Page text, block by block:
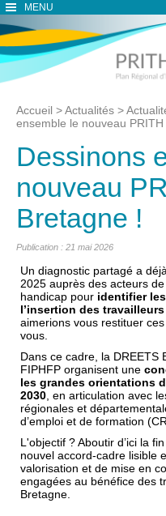
MENU
Accueil >Actualités >
ensemble le nouveau
Dessinons
nouveau
Bretagne !
Publication : 21 mai 2026
Un diagnostic partagé a
2025 auprès des acteurs
handicap pour identifier
l’insertion des
aimerions vous restituer
vous.
Dans ce cadre, la DREETS
FIPHFP organisent une
les grandes orientations
2030 , en articulation avec
régionales et
d’emploi et de formation
L'objectif ? Aboutir d’ici la
nouvel accord-cadre lisible
valorisation et de mise en
engagées au bénéfice des
Bretagne.